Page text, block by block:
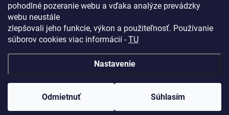
pohodlné pozeranie webu a vďaka analýze prevádzky
webu neustále
zlepšovali jeho funkcie, výkon a použiteľnosť. Používanie
súborov cookies viac informácií -TU
Nastavenie
Odmietnuť Súhlasím
Heureka.sk
Vytvoril Shoptet
Copyright 2026 Battery Import SK . Všetky práva vyhradené.